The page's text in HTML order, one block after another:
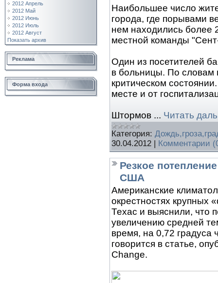
2012 Апрель
2012 Май
2012 Июнь
2012 Июль
2012 Август
Показать архив
Реклама
Форма входа
Наибольшее число
города, где порывами
нем находились более
местной команды
Один из посетителей
в больницы. По словам
критическом
месте и от
Штормов ... Читать
Категория:
30.04.2012 | Комментарии
Резкое
США
Американские
окрестностях крупных
Техас и выяснили, что
увеличению средней
время, на 0,72 градуса
говорится в статье,
Change.